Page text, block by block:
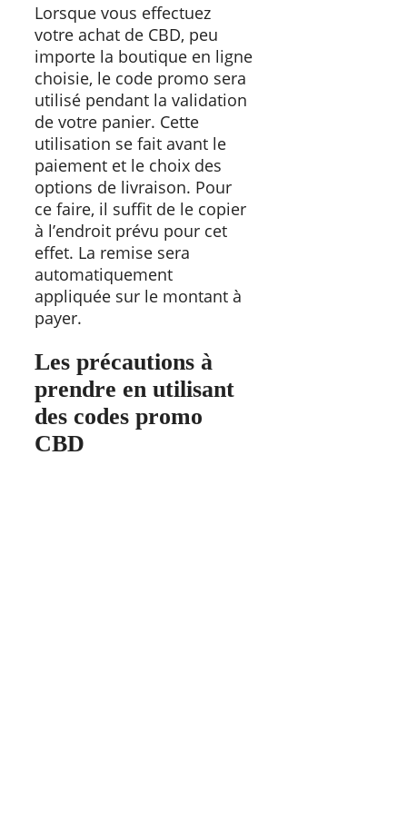
Lorsque vous effectuez
votre achat de CBD, peu
importe la boutique en ligne
choisie, le code promo sera
utilisé pendant la validation
de votre panier. Cette
utilisation se fait avant le
paiement et le choix des
options de livraison. Pour
ce faire, il suffit de le copier
à l’endroit prévu pour cet
effet. La remise sera
automatiquement
appliquée sur le montant à
payer.
Les précautions à
prendre en utilisant
des codes promo
CBD